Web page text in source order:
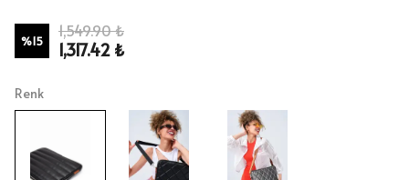
%15
1,549.90 ₺
1,317.42 ₺
Renk